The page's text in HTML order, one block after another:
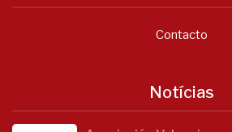
Contacto
Notícias